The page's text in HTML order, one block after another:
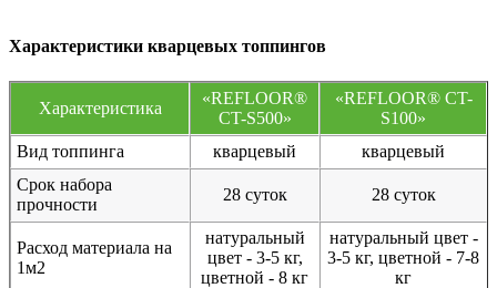
Характеристики кварцевых топпингов
Характеристика
«REFLOOR®
CT-S500»
«REFLOOR® CT-
S100»
Вид топпинга
кварцевый
кварцевый
Срок набора
прочности
28 суток 28 суток
Расход материала на
1м2
натуральный
цвет - 3-5 кг,
цветной - 8 кг
натуральный цвет -
3-5 кг, цветной - 7-8
кг